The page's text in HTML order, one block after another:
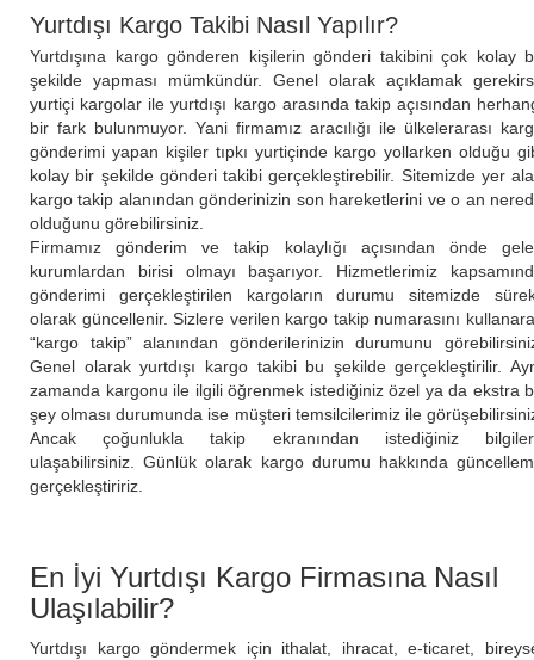
Yurtdışı Kargo Takibi Nasıl Yapılır?
Yurtdışına kargo gönderen kişilerin gönderi takibini çok kolay
şekilde yapması mümkündür. Genel olarak açıklamak
yurtiçi kargolar ile yurtdışı kargo arasında takip açısından
bir fark bulunmuyor. Yani firmamız aracılığı ile ülkelerarası
gönderimi yapan kişiler tıpkı yurtiçinde kargo yollarken olduğu
kolay bir şekilde gönderi takibi gerçekleştirebilir. Sitemizde yer
kargo takip alanından gönderinizin son hareketlerini ve o an
olduğunu görebilirsiniz.
Firmamız gönderim ve takip kolaylığı açısından önde
kurumlardan birisi olmayı başarıyor. Hizmetlerimiz
gönderimi gerçekleştirilen kargoların durumu sitemizde
olarak güncellenir. Sizlere verilen kargo takip numarasını
“kargo takip” alanından gönderilerinizin durumunu
Genel olarak yurtdışı kargo takibi bu şekilde gerçekleştirilir.
zamanda kargonu ile ilgili öğrenmek istediğiniz özel ya da ekstra
şey olması durumunda ise müşteri temsilcilerimiz ile
Ancak çoğunlukla takip ekranından istediğiniz
ulaşabilirsiniz. Günlük olarak kargo durumu hakkında
gerçekleştiririz.
En İyi Yurtdışı Kargo Firmasına Nasıl
Ulaşılabilir?
Yurtdışı kargo göndermek için ithalat, ihracat, e-ticaret,